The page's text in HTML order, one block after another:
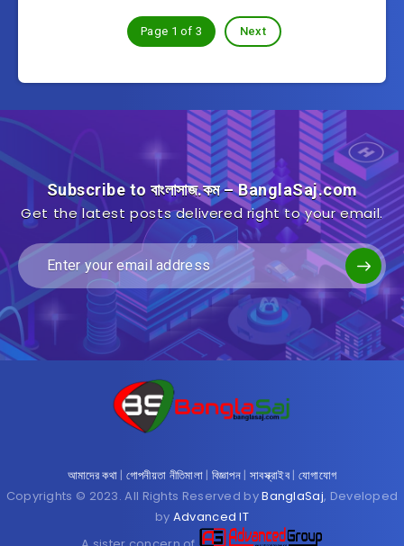
Page 1 of 3 Next
Subscribe to বাংলাসাজ.কম – BanglaSaj.com
Get the latest posts delivered right to your email.
আমাদের কথা| গোপনীয়তা নীতিমালা| বিজ্ঞাপন | সাবস্ক্রাইব | যোগাযোগ
Copyrights © 2023. All Rights Reserved byBanglaSaj, Developed
by Advanced IT